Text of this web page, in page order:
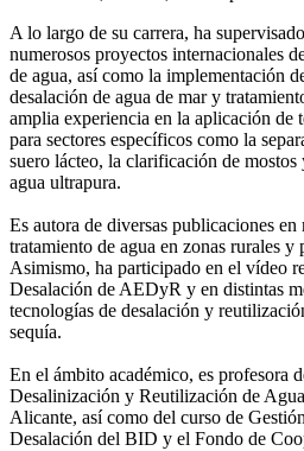
A lo largo de su carrera, ha
numerosos proyectos internacionales
de agua, así como la implementación
desalación de agua de mar y
amplia experiencia en la aplicación de
para sectores específicos como la
suero lácteo, la clarificación de
agua ultrapura.
Es autora de diversas publicaciones en
tratamiento de agua en zonas rurales y
Asimismo, ha participado en el vídeo
Desalación de AEDyR y en distintas
tecnologías de desalación y
sequía.
En el ámbito académico, es profesora
Desalinización y Reutilización de
Alicante, así como del curso de Gestión
Desalación del BID y el Fondo de